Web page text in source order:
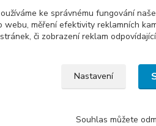
ke správnému fungování
měření efektivity reklamních
či zobrazení reklam
Nastavení
Souhlas můžete